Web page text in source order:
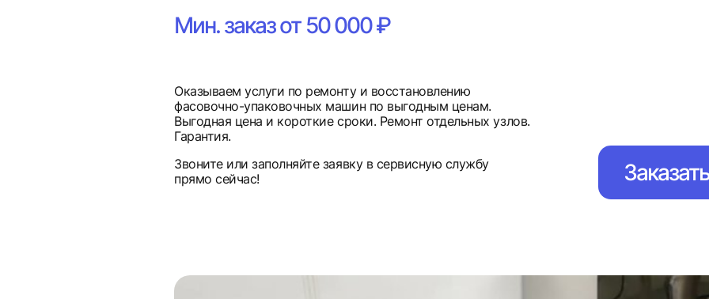
Мин. заказ от 50 000 ₽
Оказываем услуги по ремонту и восстановлению
фасовочно-упаковочных машин по выгодным ценам.
Выгодная цена и короткие сроки. Ремонт отдельных узлов.
Гарантия.
Звоните или заполняйте заявку в сервисную службу
прямо сейчас!